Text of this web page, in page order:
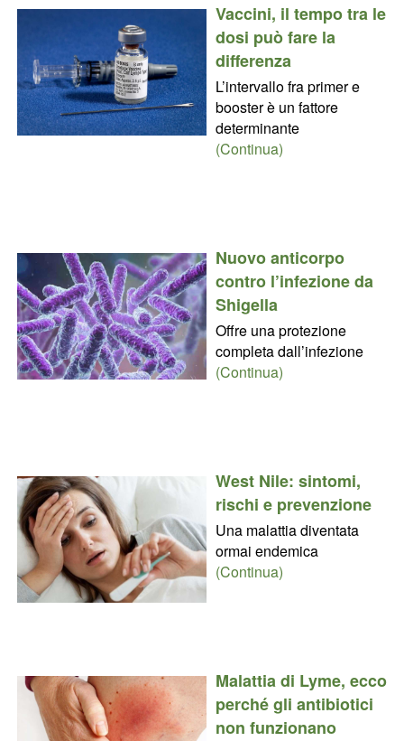
Vaccini, il tempo tra le
dosi può fare la
differenza
L’intervallo fra primer e
booster è un fattore
determinante
(Continua)
Nuovo anticorpo
contro l’infezione da
Shigella
Offre una protezione
completa dall’infezione
(Continua)
West Nile: sintomi,
rischi e prevenzione
Una malattia diventata
ormai endemica
(Continua)
Malattia di Lyme, ecco
perché gli antibiotici
non funzionano